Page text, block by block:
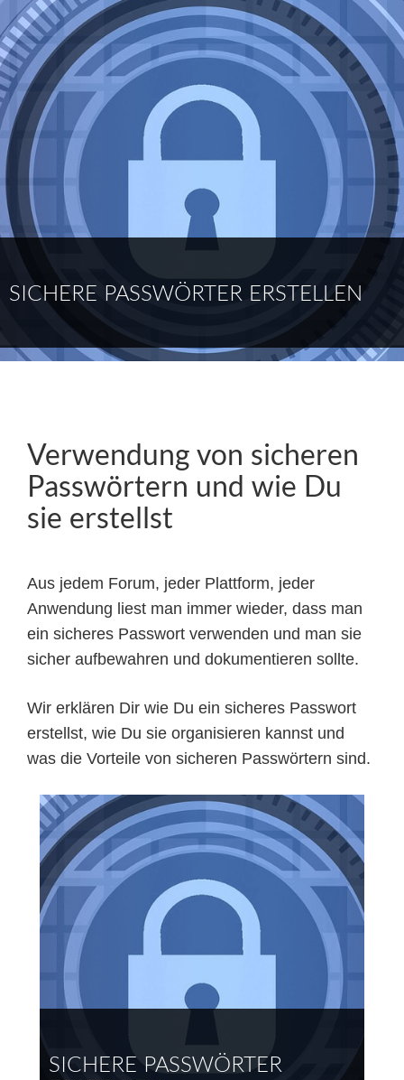
SICHERE PASSWÖRTER ERSTELLEN
Verwendung von sicheren
Passwörtern und wie Du
sie erstellst
Aus jedem Forum, jeder Plattform, jeder
Anwendung liest man immer wieder, dass man
ein sicheres Passwort verwenden und man sie
sicher aufbewahren und dokumentieren sollte.
Wir erklären Dir wie Du ein sicheres Passwort
erstellst, wie Du sie organisieren kannst und
was die Vorteile von sicheren Passwörtern sind.